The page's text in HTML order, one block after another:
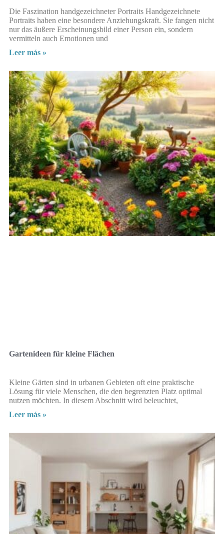
Die Faszination handgezeichneter Portraits Handgezeichnete
Portraits haben eine besondere Anziehungskraft. Sie fangen nicht
nur das äußere Erscheinungsbild einer Person ein, sondern
vermitteln auch Emotionen und
Leer más »
Gartenideen für kleine Flächen
Kleine Gärten sind in urbanen Gebieten oft eine praktische
Lösung für viele Menschen, die den begrenzten Platz optimal
nutzen möchten. In diesem Abschnitt wird beleuchtet,
Leer más »